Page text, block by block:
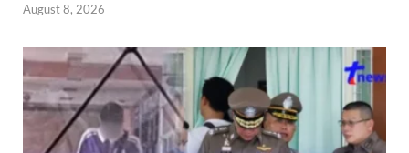
August 8, 2026